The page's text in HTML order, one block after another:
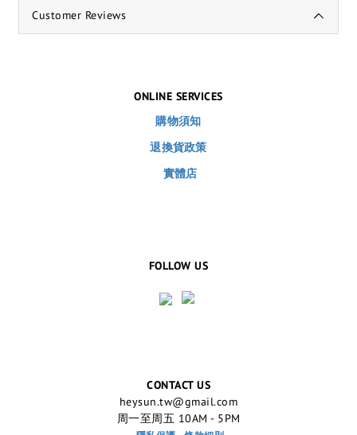
Customer Reviews
ONLINE SERVICES
購物須知
退換貨政策
實體店
FOLLOW US
CONTACT US
heysun.tw@gmail.com
周一至周五 10AM - 5PM